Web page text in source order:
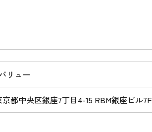
リュー
都中央区銀座7丁目4-15 RBM銀座ビル7F